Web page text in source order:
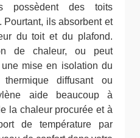
possèdent des toits
Pourtant, ils absorbent et
du toit et du plafond.
de chaleur, ou peut
mise en isolation du
diffusant ou
aide beaucoup à
la chaleur procurée et à
de température par